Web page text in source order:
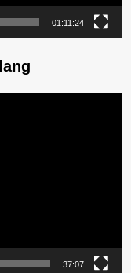
01:11:24
37:07